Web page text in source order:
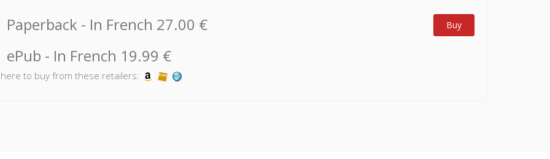
Paperback - In French 27.00 € Buy
ePub - In French 19.99 €
here to buy from these retailers: